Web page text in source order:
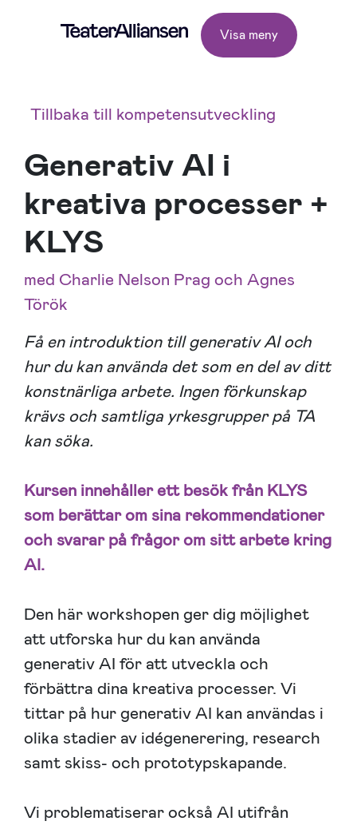
Visa meny
Tillbaka till kompetensutveckling
Generativ AI i
kreativa processer +
KLYS
med Charlie Nelson Prag och Agnes
Török
Få en introduktion till generativ AI och
hur du kan använda det som en del av ditt
konstnärliga arbete. Ingen förkunskap
krävs och samtliga yrkesgrupper på TA
kan söka.
Kursen innehåller ett besök från KLYS
som berättar om sina rekommendationer
och svarar på frågor om sitt arbete kring
AI.
Den här workshopen ger dig möjlighet
att utforska hur du kan använda
generativ AI för att utveckla och
förbättra dina kreativa processer. Vi
tittar på hur generativ AI kan användas i
olika stadier av idégenerering, research
samt skiss- och prototypskapande.
Vi problematiserar också AI utifrån